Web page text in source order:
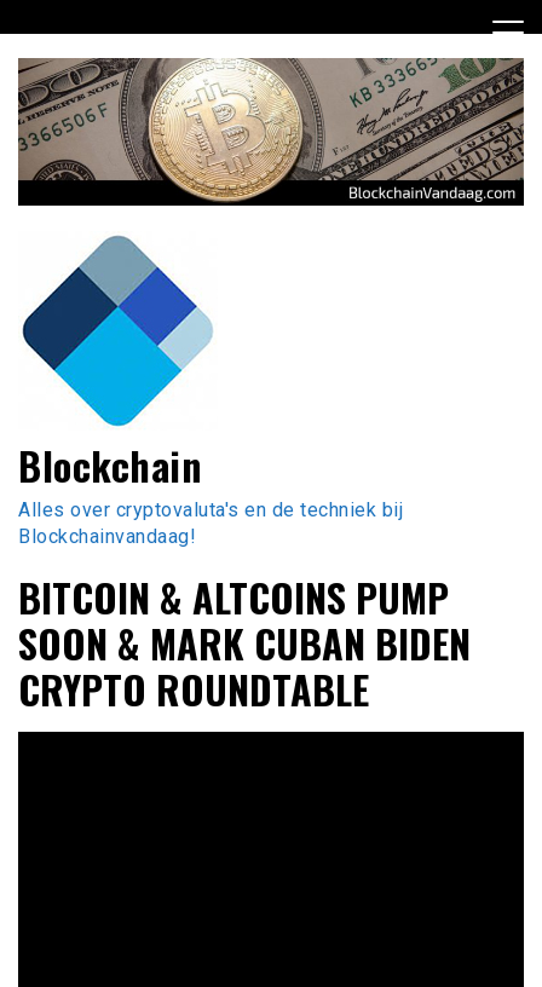
naar
inhoud
Blockchain
Alles over cryptovaluta's en de techniek bij
Blockchainvandaag!
BITCOIN & ALTCOINS PUMP
SOON & MARK CUBAN BIDEN
CRYPTO ROUNDTABLE